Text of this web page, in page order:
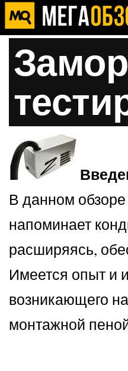
В данном
напоминает
расширяясь,
Имеется опыт и
возникающего
монтажной